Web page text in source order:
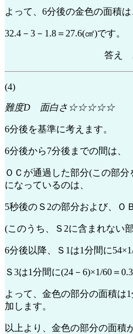
よって、6分後の金色の面積は
32.4－3－1.8＝27.6(㎠)です。
答え
(4)
難度D 面白さ☆☆☆☆☆
6分後を基準に考えます。
6分後から7分後までの間は、
ＯＣが通過した部分(この部
になっているのは、
5秒後のＳ2の部分および、Ｏ
(このうち、Ｓ2に含まれない
6分後以降、Ｓ1は1分間に
Ｓ3は1分間に(24－6)×1/60＝
よって、金色の部分の面積は
加します。
以上より、金色の部分の面積